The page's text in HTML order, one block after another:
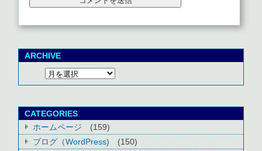
ARCHIVE
CATEGORIES
ホームページ
(159)
ブログ（WordPress)
(150)